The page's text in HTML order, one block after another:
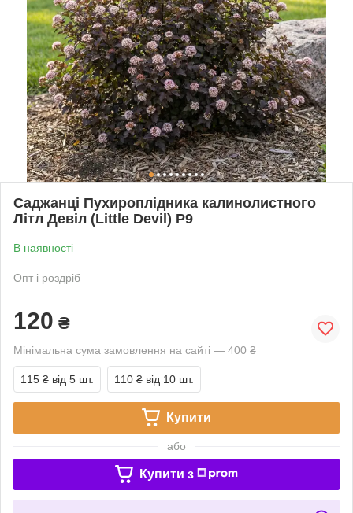
Саджанці Пухироплідника калинолистного
Літл Девіл (Little Devil) Р9
В наявності
Опт і роздріб
120 ₴
Мінімальна сума замовлення на сайті — 400 ₴
115 ₴ від 5 шт. 110 ₴ від 10 шт.
Купити
або
Купити з